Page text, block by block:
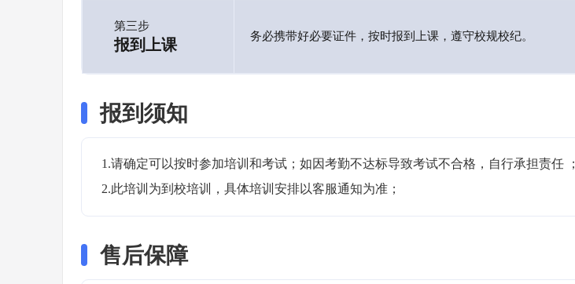
第三步
报到上课 务必携带好必要证件，按时报到上课，遵守校规校纪。
报到须知
1.请确定可以按时参加培训和考试；如因考勤不达标导致考试不合格，自行承担责任 ；
2.此培训为到校培训，具体培训安排以客服通知为准；
售后保障